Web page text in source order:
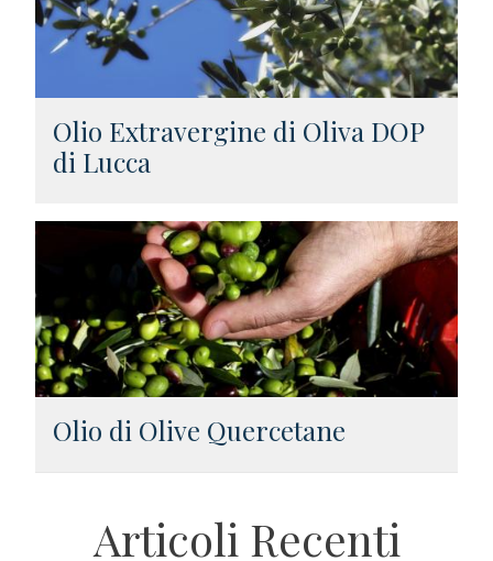
Olio Extravergine di Oliva DOP
di Lucca
Olio di Olive Quercetane
Articoli Recenti